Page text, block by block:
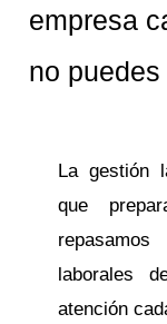
empresa
no
La gestión
que
laborales
atención